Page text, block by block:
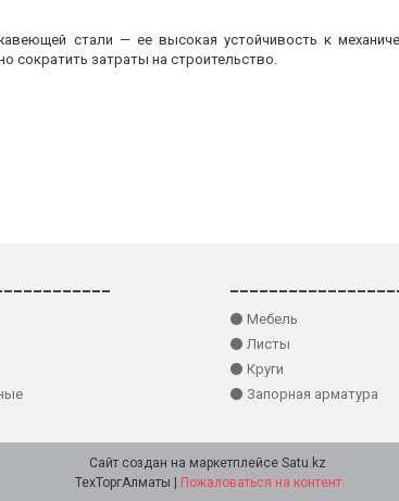
стали — ее высокая устойчивость к
сократить затраты на строительство.
⚫ Мебель
⚫ Листы
⚫ Круги
⚫ Запорная арматура
Сайт создан на маркетплейсе Satu.kz
Пожаловаться на контент